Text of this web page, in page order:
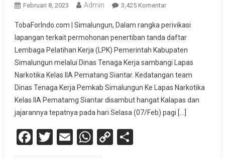
Februari 8, 2023 Admin 3,425 KomentarPada
Tenaga
Kerja
Pemkab
Simalungun
Kunjungi
Lapas
Kelas
TobaForIndo.com | Simalungun, Dalam rangka perivikasi
lapangan terkait permohonan penertiban tanda daftar
Lembaga Pelatihan Kerja (LPK) Pemerintah Kabupaten
Simalungun melalui Dinas Tenaga Kerja sambangi Lapas
Narkotika Kelas IIA Pematang Siantar. Kedatangan team
Dinas Tenaga Kerja Pemkab Simalungun Ke Lapas Narkotika
Kelas IIA Pematamg Siantar disambut hangat Kalapas dan
jajarannya tepatnya pada hari Selasa (07/Feb) pagi […]
Facebook
Twitter
EmailWhatsApp
CopyShare